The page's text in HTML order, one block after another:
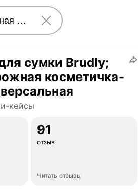
сумки Brudly;
косметичка-
кейсы
91
отзыв
Читать отзывы